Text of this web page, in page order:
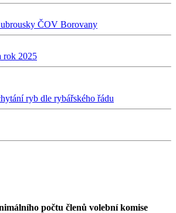
ČOV Borovany
rok 2025
ryb dle rybářského řádu
počtu členů volební komise